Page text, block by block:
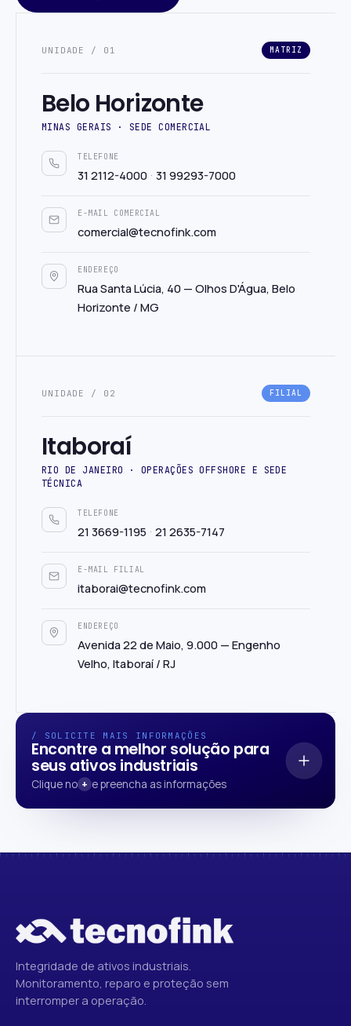
UNIDADE / 01 MATRIZ
Belo Horizonte
MINAS GERAIS · SEDE COMERCIAL
TELEFONE
31 2112-4000 · 31 99293-7000
E-MAIL COMERCIAL
comercial@tecnofink.com
ENDEREÇO
Rua Santa Lúcia, 40 — Olhos D'Água, Belo
Horizonte / MG
UNIDADE / 02 FILIAL
Itaboraí
RIO DE JANEIRO · OPERAÇÕES OFFSHORE E SEDE
TÉCNICA
TELEFONE
21 3669-1195 · 21 2635-7147
E-MAIL FILIAL
itaborai@tecnofink.com
ENDEREÇO
Avenida 22 de Maio, 9.000 — Engenho
Velho, Itaboraí / RJ
/ SOLICITE MAIS INFORMAÇÕES
Encontre a melhor solução para
seus ativos industriais
Clique no + e preencha as informações
cronograma.
Integridade de ativos industriais.
Monitoramento, reparo e proteção sem
interromper a operação.